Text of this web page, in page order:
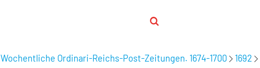
Wochentliche Ordinari-Reichs-Post-Zeitungen. 1674-1700 1692